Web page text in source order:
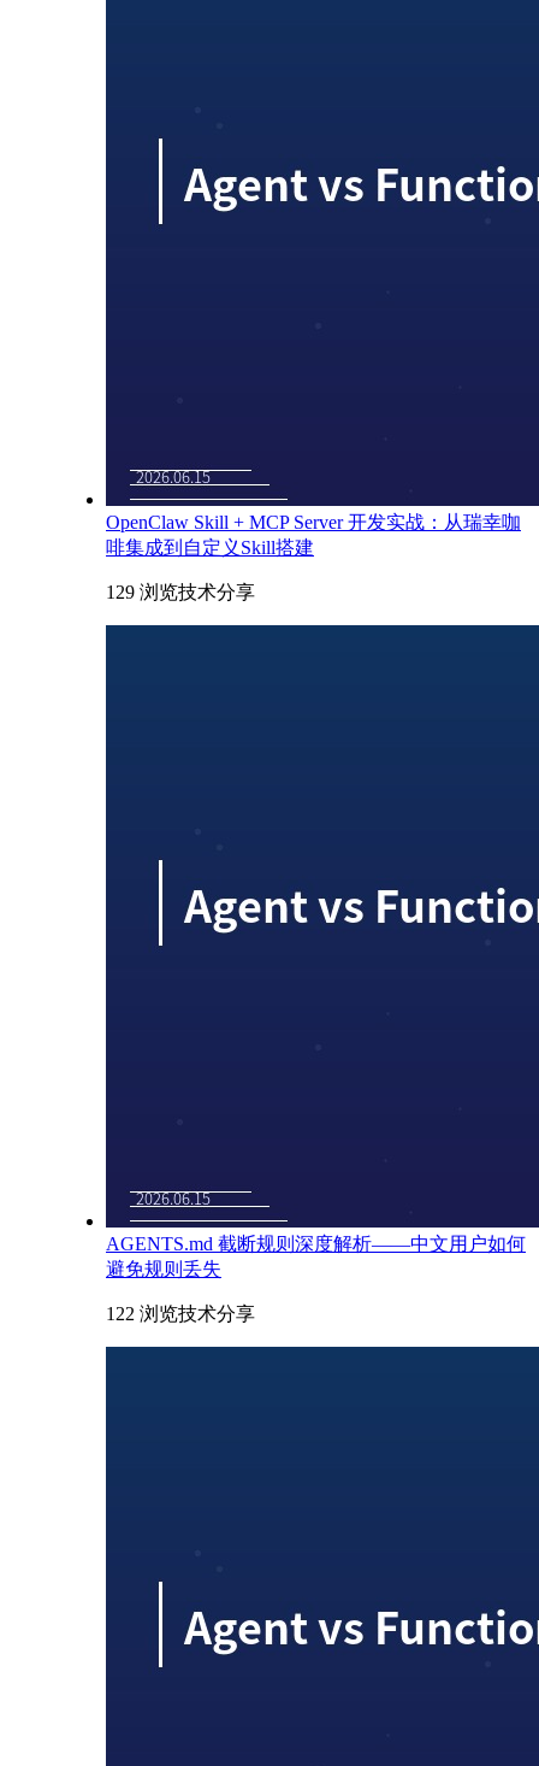
OpenClaw Skill + MCP Server 开发实战：从瑞幸咖
啡集成到自定义Skill搭建
129 浏览技术分享
AGENTS.md 截断规则深度解析——中文用户如何
避免规则丢失
122 浏览技术分享